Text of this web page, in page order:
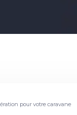
pour votre caravane